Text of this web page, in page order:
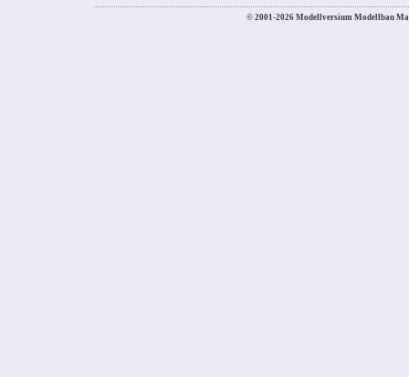
© 2001-2026 Modellversium Modellbau